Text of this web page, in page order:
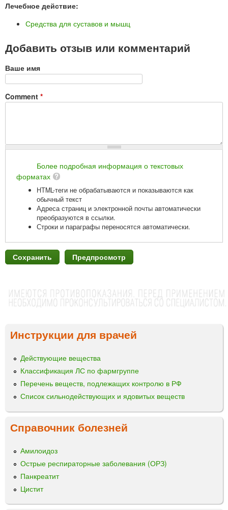
Лечебное действие:
Средства для суставов и мышц
Добавить отзыв или комментарий
Ваше имя
Comment *
Более подробная информация о текстовых
форматах
HTML-теги не обрабатываются и показываются как
обычный текст
Адреса страниц и электронной почты автоматически
преобразуются в ссылки.
Строки и параграфы переносятся автоматически.
Инструкции для врачей
Действующие вещества
Классификация ЛС по фармгруппе
Перечень веществ, подлежащих контролю в РФ
Список сильнодействующих и ядовитых веществ
Справочник болезней
Амилоидоз
Острые респираторные заболевания (ОРЗ)
Панкреатит
Цистит